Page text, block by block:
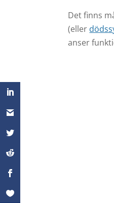
Det finns
(eller
anser